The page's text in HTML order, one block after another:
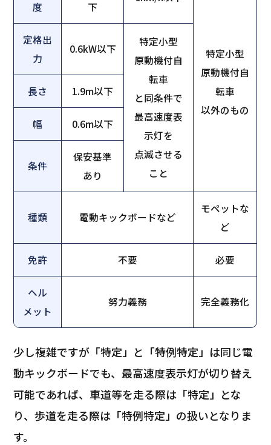
度
下
特定小型
原動機付自
転車
以外のもの
定格出
力
0.6kW以下
特定小型
原動機付自
転車
と同条件で
最高速度表
示灯を
点滅させる
こと
長さ 1.9m以下
幅 0.6m以下
条件
保安基準
あり
種類 電動キックボードなど
モペットな
ど
免許 不要 必要
ヘル
メット
努力義務 完全義務化
少し複雑ですが「特定」と「特例特定」は同じ電
動キックボードでも、最高速度表示灯が切り替え
可能であれば、車道等を走る際は「特定」とな
り、歩道を走る際は「特例特定」の扱いとなりま
す。